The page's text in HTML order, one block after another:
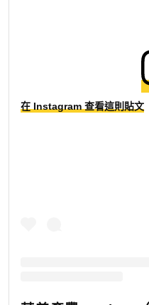
在 Instagram 查看這則貼文